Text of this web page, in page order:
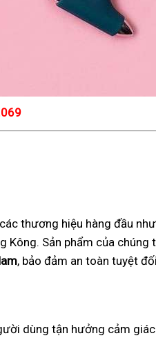
thương hiệu hàng đầu như
Kông. Sản phẩm của
, bảo đảm an toàn tuyệt
dùng tận hưởng cảm